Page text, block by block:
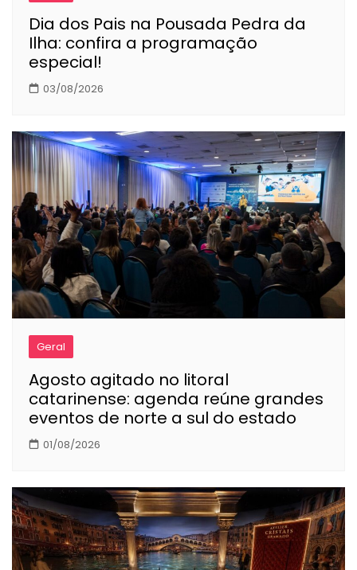
Dia dos Pais na Pousada Pedra da
Ilha: confira a programação
especial!
03/08/2026
Geral
Agosto agitado no litoral
catarinense: agenda reúne grandes
eventos de norte a sul do estado
01/08/2026